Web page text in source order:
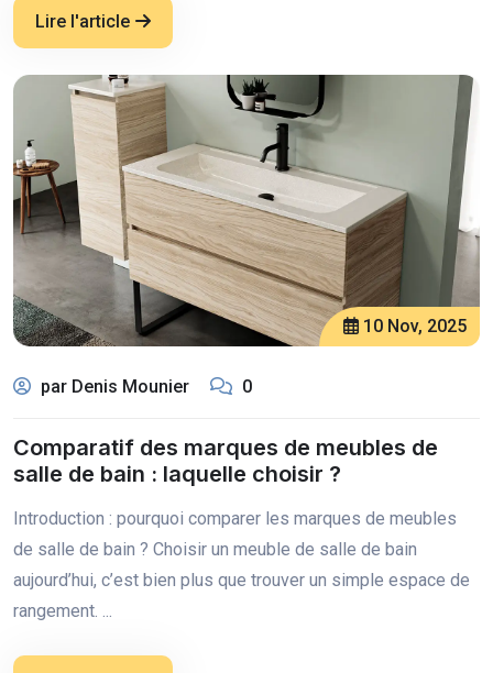
Lire l'article
10 Nov, 2025
par Denis Mounier 0
Comparatif des marques de meubles de
salle de bain : laquelle choisir ?
Introduction : pourquoi comparer les marques de meubles
de salle de bain ? Choisir un meuble de salle de bain
aujourd’hui, c’est bien plus que trouver un simple espace de
rangement. ...